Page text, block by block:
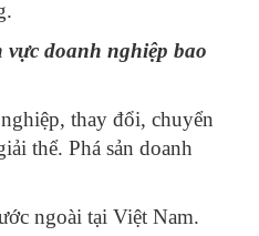
doanh nghiệp bao
thay đổi, chuyển
thể. Phá sản doanh
ngoài tại Việt Nam.